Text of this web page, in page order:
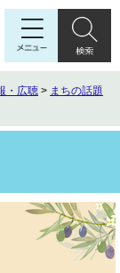
・広聴 > まちの話題